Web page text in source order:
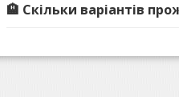
🏨 Скільки варіантів